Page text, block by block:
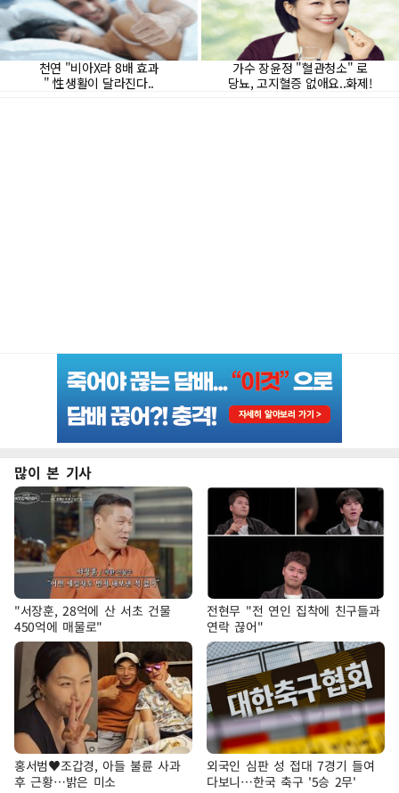
많이 본 기사
"서장훈, 28억에 산 서초 건물
450억에 매물로"
전현무 "전 연인 집착에 친구들과
연락 끊어"
홍서범♥조갑경, 아들 불륜 사과
후 근황…밝은 미소
외국인 심판 성 접대 7경기 들여
다보니…한국 축구 '5승 2무'